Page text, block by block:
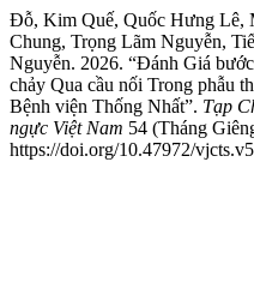
Đỗ, Kim Quế, Quốc Hưng Lê,
Chung, Trọng Lãm Nguyễn,
Nguyễn. 2026. “Đánh Giá
chảy Qua cầu nối Trong phẫu
Bệnh viện Thống Nhất”. Tạp
ngực Việt Nam 54 (Tháng
https://doi.org/10.47972/